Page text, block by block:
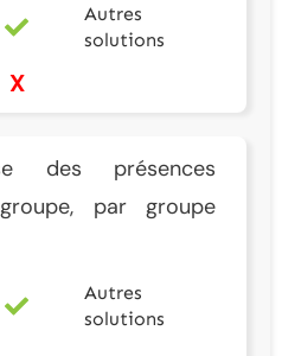
Autres
solutions
X
des présences
par groupe
Autres
solutions